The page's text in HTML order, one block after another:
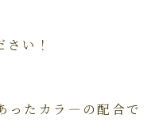
い！
ったカラ―の配合で